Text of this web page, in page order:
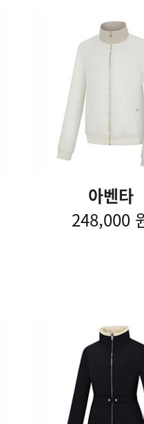
아벤타
248,000